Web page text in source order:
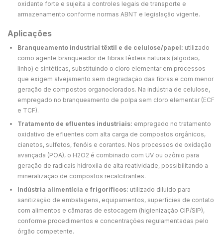
oxidante forte e sujeita a controles legais de transporte e
armazenamento conforme normas ABNT e legislação vigente.
Aplicações
Branqueamento industrial têxtil e de celulose/papel: utilizado
como agente branqueador de fibras têxteis naturais (algodão,
linho) e sintéticas, substituindo o cloro elementar em processos
que exigem alvejamento sem degradação das fibras e com menor
geração de compostos organoclorados. Na indústria de celulose,
empregado no branqueamento de polpa sem cloro elementar (ECF
e TCF).
Tratamento de efluentes industriais: empregado no tratamento
oxidativo de efluentes com alta carga de compostos orgânicos,
cianetos, sulfetos, fenóis e corantes. Nos processos de oxidação
avançada (POA), o H2O2 é combinado com UV ou ozônio para
geração de radicais hidroxila de alta reatividade, possibilitando a
mineralização de compostos recalcitrantes.
Indústria alimentícia e frigoríficos: utilizado diluído para
sanitização de embalagens, equipamentos, superfícies de contato
com alimentos e câmaras de estocagem (higienização CIP/SIP),
conforme procedimentos e concentrações regulamentadas pelo
órgão competente.